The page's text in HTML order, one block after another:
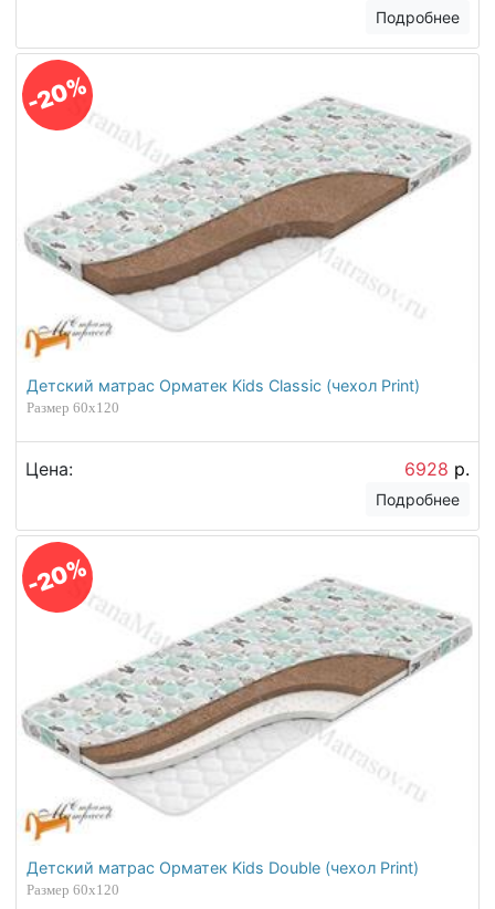
Подробнее
-20%
Детский матрас Орматек Kids Classic (чехол Print)
Размер 60х120
Цена: 6928 р.
Подробнее
-20%
Детский матрас Орматек Kids Double (чехол Print)
Размер 60х120